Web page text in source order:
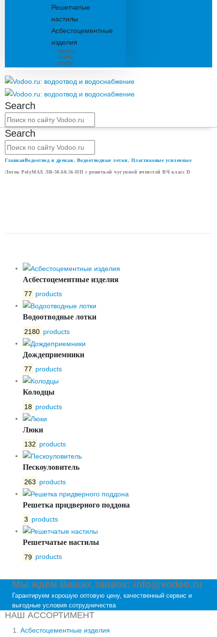
Решетчатые
настилы
Асбестоцементные
изделия
Листы,
плиты,
трубы
Search
Search
ГлавнаяВодоотвод и дренаж, Водоотводные лотки, Пластиковые усиленные
Лоток PolyMAX ЛВ-50.60.56-ПП с решеткой чугунной ячеистой ВЧ класс D
Асбестоцементные изделия
77 products
Водоотводные лотки
2180 products
Дождеприемники
77 products
Колодцы
18 products
Люки
132 products
Пескоуловитель
263 products
Решетка придверного поддона
3 products
Решетчатые настилы
79 products
Мы ждём Ваших заявок: info@vodoo.ru
Гарантируем хорошую оптовую цену, качественный сервис и
выгодные условия сотрудничества
НАШ АССОРТИМЕНТ
Асбестоцементные изделия